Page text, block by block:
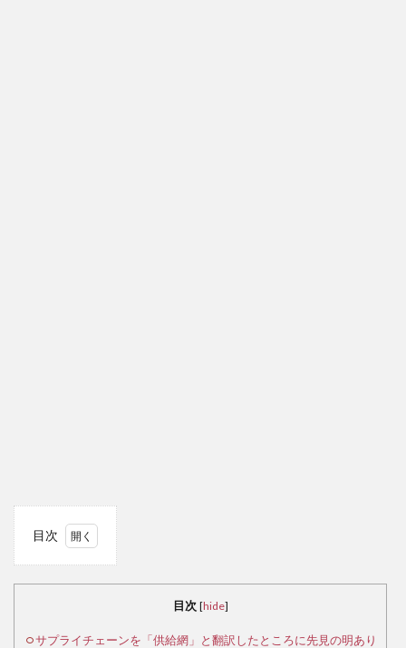
目次
ェー
目次 [hide]
サプライチェーンを「供給網」と翻訳したところに先見の明あり